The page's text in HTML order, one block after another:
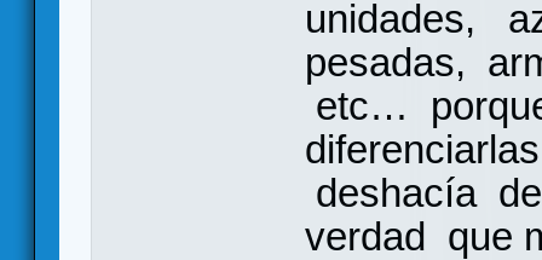
unidades,
pesadas,
etc…
deshacía
verdad que